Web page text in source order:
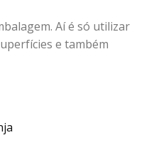
Aí é só utilizar
e também